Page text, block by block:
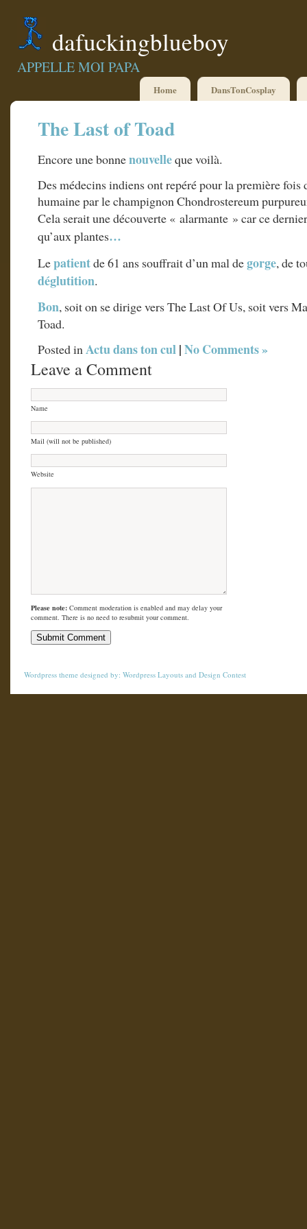
dafuckingblueboy
APPELLE MOI PAPA
Home DansTonCosplay
The Last of Toad
Encore une bonnenouvelleque voilà.
Des médecins indiens ont repéré pour la première fois
humaine par le champignon Chondrostereum
Cela serait une découverte « alarmante » car ce
qu’aux plantes…
Lepatientde 61 ans souffrait d’un mal degorge, de
déglutition.
Bon, soit on se dirige vers The Last Of Us, soit vers
Toad.
Posted inActu dans ton cul|No Comments »
Leave a Comment
Name
Mail (will not be published)
Website
Please note: Comment moderation is enabled and may delay your
comment. There is no need to resubmit your comment.
Wordpress theme designed by: Wordpress Layouts and Design Contest